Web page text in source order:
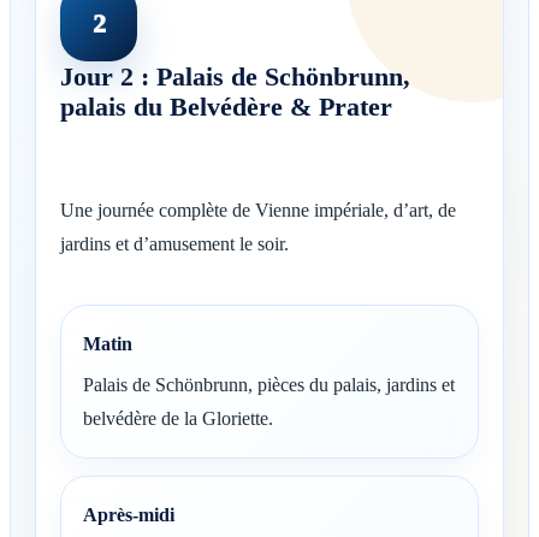
2
Jour 2 : Palais de Schönbrunn,
palais du Belvédère & Prater
Une journée complète de Vienne impériale, d’art, de
jardins et d’amusement le soir.
Matin
Palais de Schönbrunn, pièces du palais, jardins et
belvédère de la Gloriette.
Après-midi